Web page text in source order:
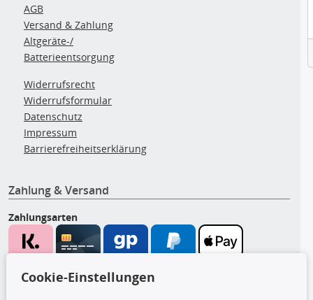
AGB
Versand & Zahlung
Altgeräte-/
Batterieentsorgung
Widerrufsrecht
Widerrufsformular
Datenschutz
Impressum
Barrierefreiheitserklärung
Zahlung & Versand
Zahlungsarten
Cookie-Einstellungen